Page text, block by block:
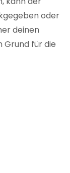
oder
deinen
Grund für die